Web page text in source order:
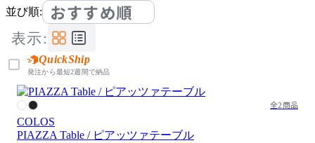
並び順: おすすめ順
表示:
QuickShip
発注から最短2週間で納品
全2商品
COLOS
PIAZZA Table / ピアッツァテーブル